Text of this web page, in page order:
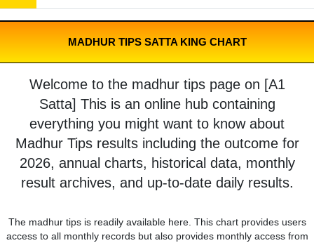
MADHUR TIPS SATTA KING CHART
Welcome to the madhur tips page on [A1
Satta] This is an online hub containing
everything you might want to know about
Madhur Tips results including the outcome for
2026, annual charts, historical data, monthly
result archives, and up-to-date daily results.
The madhur tips is readily available here. This chart provides users
access to all monthly records but also provides monthly access from